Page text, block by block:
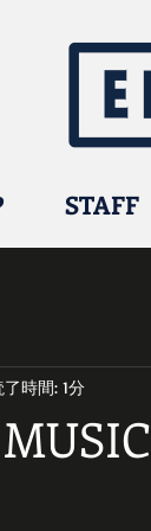
STAFF
了時間: 1分